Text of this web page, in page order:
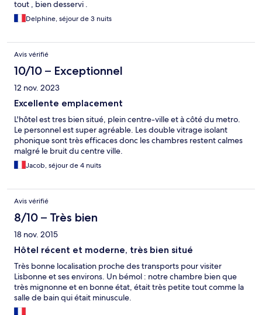
tout , bien desservi .
Delphine, séjour de 3 nuits
Avis vérifié
10/10 – Exceptionnel
12 nov. 2023
Excellente emplacement
L'hôtel est tres bien situé, plein centre-ville et à côté du metro.
Le personnel est super agréable. Les double vitrage isolant
phonique sont très efficaces donc les chambres restent calmes
malgré le bruit du centre ville.
Jacob, séjour de 4 nuits
Avis vérifié
8/10 – Très bien
18 nov. 2015
Hôtel récent et moderne, très bien situé
Très bonne localisation proche des transports pour visiter
Lisbonne et ses environs. Un bémol : notre chambre bien que
très mignonne et en bonne état, était très petite tout comme la
salle de bain qui était minuscule.